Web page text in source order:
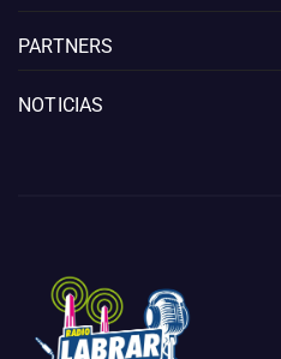
PARTNERS
NOTICIAS